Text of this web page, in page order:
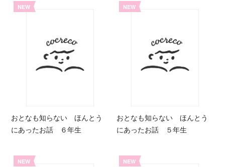
NEW
おとなも知らない ほんとう
にあったお話 ６年生
NEW
おとなも知らない ほんとう
にあったお話 ５年生
NEW NEW